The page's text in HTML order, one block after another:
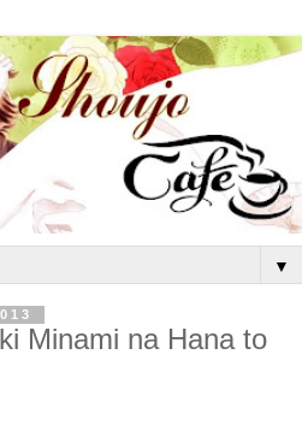
▼
Minami na Hana to